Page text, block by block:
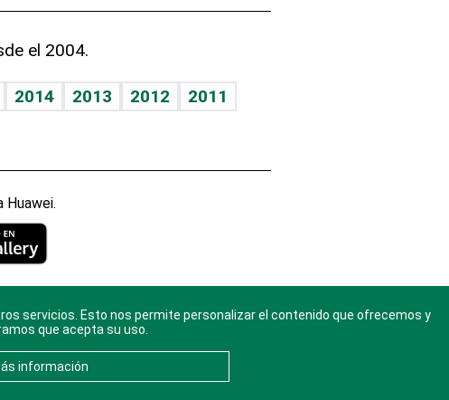
el 2004.
2014 2013 2012
2011
Huawei.
Legal . Ponte
servicios. Esto nos permite personalizar el contenido que ofrecemos y
que acepta su uso.
información